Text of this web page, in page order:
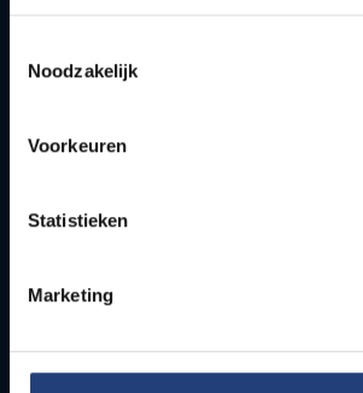
Noodzakelijk
Voorkeuren
Statistieken
Marketing
Quick links
How to get to the VUB campuses